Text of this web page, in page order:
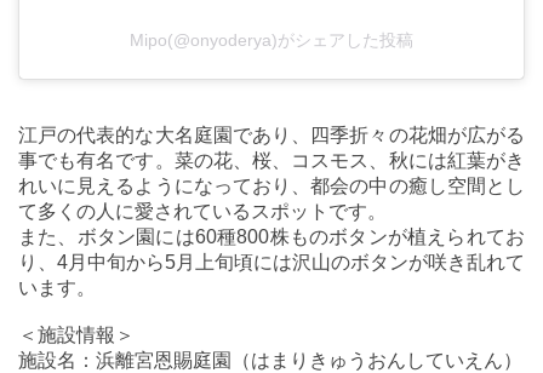
Mipo(@onyoderya)がシェアした投稿
江戸の代表的な大名庭園であり、四季折々の花畑が広がる
事でも有名です。菜の花、桜、コスモス、秋には紅葉がき
れいに見えるようになっており、都会の中の癒し空間とし
て多くの人に愛されているスポットです。
また、ボタン園には60種800株ものボタンが植えられてお
り、4月中旬から5月上旬頃には沢山のボタンが咲き乱れて
います。
＜施設情報＞
施設名：浜離宮恩賜庭園（はまりきゅうおんしていえん）